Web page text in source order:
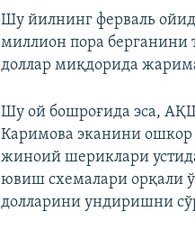
Шу йилнинг ферваль
миллион пора берганини
доллар миқдорида
Шу ой бошроғида эса,
Каримова эканини ошкор
жиноий шериклари
ювиш схемалари орқали
долларини ундиришни